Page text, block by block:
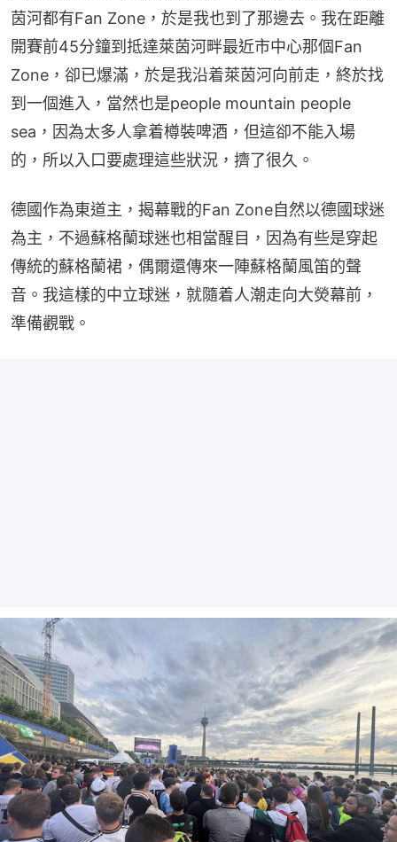
茵河都有Fan Zone，於是我也到了那邊去。我在距離
開賽前45分鐘到抵達萊茵河畔最近市中心那個Fan
Zone，卻已爆滿，於是我沿着萊茵河向前走，終於找
到一個進入，當然也是people mountain people
sea，因為太多人拿着樽裝啤酒，但這卻不能入場
的，所以入口要處理這些狀況，擠了很久。
德國作為東道主，揭幕戰的Fan Zone自然以德國球迷
為主，不過蘇格蘭球迷也相當醒目，因為有些是穿起
傳統的蘇格蘭裙，偶爾還傳來一陣蘇格蘭風笛的聲
音。我這樣的中立球迷，就隨着人潮走向大熒幕前，
準備觀戰。